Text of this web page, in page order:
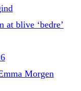
at blive ‘bedre’
Morgen